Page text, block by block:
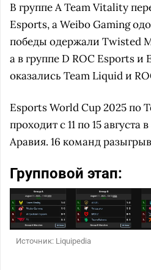
В группе А Team Vitality
Esports, а Weibo Gaming
победы одержали Twisted
а в группе D ROC Esports и
оказались Team Liquid и
Esports World Cup 2025 по
проходит с 11 по 15
Аравия. 16 команд
Групповой этап:
Источник: Liquipedia